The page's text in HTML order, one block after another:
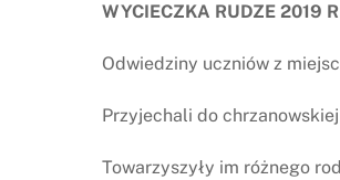
WYCIECZKA RUDZE 2019 R
Odwiedziny uczniów z
Przyjechali do
Towarzyszyły im różnego